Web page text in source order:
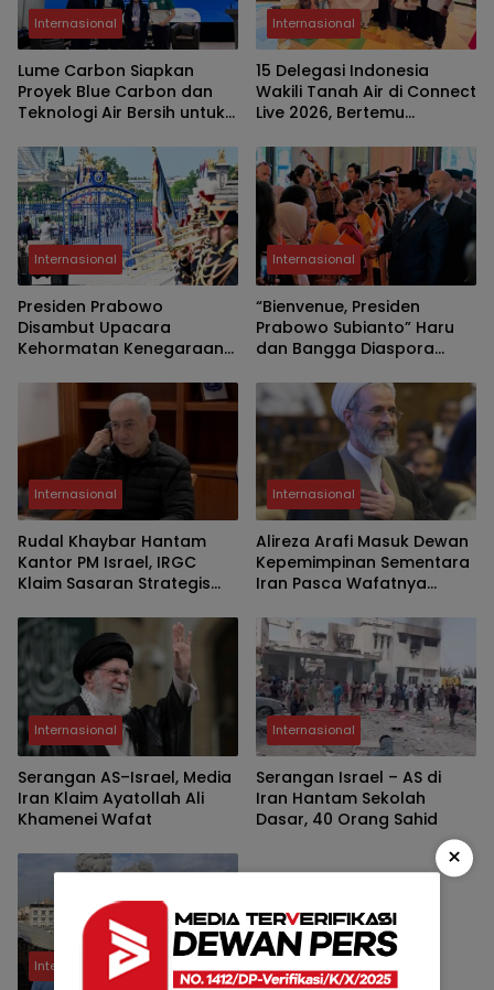
Internasional
Lume Carbon Siapkan
Proyek Blue Carbon dan
Teknologi Air Bersih untuk
Internasional
15 Delegasi Indonesia
Wakili Tanah Air di Connect
Live 2026, Bertemu
Singapura
Internasional
Presiden Prabowo
Disambut Upacara
Kehormatan Kenegaraan
Internasional
“Bienvenue, Presiden
Prabowo Subianto” Haru
dan Bangga Diaspora
Paris
Internasional
Rudal Khaybar Hantam
Kantor PM Israel, IRGC
Klaim Sasaran Strategis
Internasional
Alireza Arafi Masuk Dewan
Kepemimpinan Sementara
Iran Pasca Wafatnya
Internasional
Serangan AS–Israel, Media
Iran Klaim Ayatollah Ali
Khamenei Wafat
Internasional
Serangan Israel – AS di
Iran Hantam Sekolah
Dasar, 40 Orang Sahid
Internasional
×